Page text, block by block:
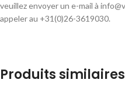
veuillez envoyer un e-mail à
appeler au +31(0)26-3619030.
Produits similaires